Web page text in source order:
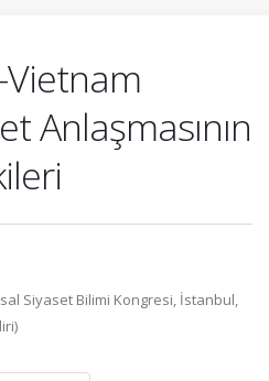
Anlaşmasının
Siyaset Bilimi Kongresi, İstanbul,